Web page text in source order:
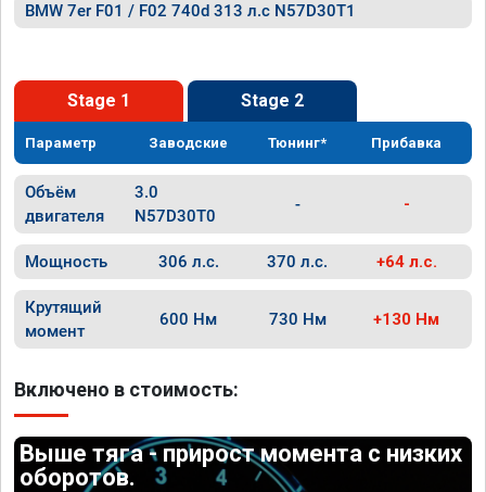
BMW 7er F01 / F02 740d 313 л.с N57D30T1
Stage 1 Stage 2
Параметр Заводские Тюнинг* Прибавка
Объём
двигателя
3.0
N57D30T0
- -
Мощность 306 л.с. 370 л.с. +64 л.с.
Крутящий
момент
600 Нм 730 Нм +130 Нм
Включено в стоимость:
Выше тяга - прирост момента с низких
оборотов.